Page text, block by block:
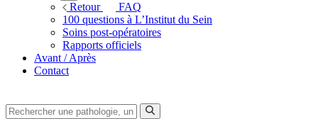
Retour
FAQ
100 questions à L’Institut du Sein
Soins post-opératoires
Rapports officiels
Avant / Après
Contact